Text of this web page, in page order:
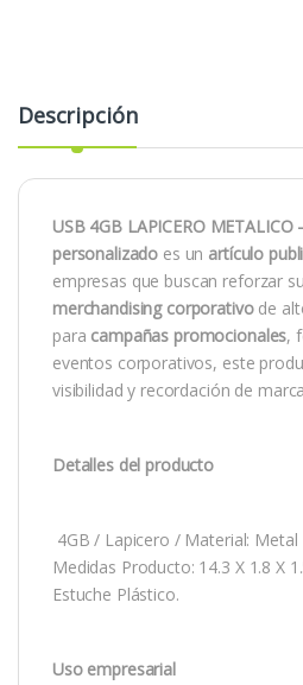
Descripción
USB 4GB LAPICERO METALICO
personalizado es un artículo
empresas que buscan reforzar
merchandising corporativode
para campañas promocionales,
eventos corporativos, este
visibilidad y recordación de
Detalles del producto
4GB / Lapicero / Material: Metal
Medidas Producto: 14.3 X 1.8 X
Estuche Plástico.
Uso empresarial